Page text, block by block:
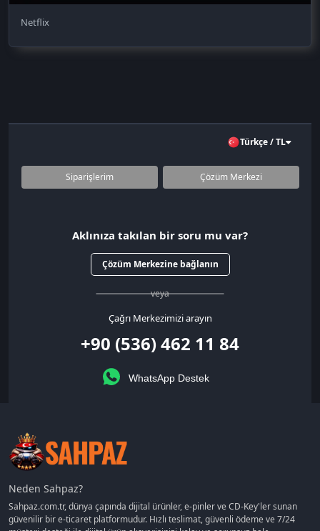
Netflix
Türkçe / TL
Siparişlerim Çözüm Merkezi
Aklınıza takılan bir soru mu var?
Çözüm Merkezine bağlanın
veya
Çağrı Merkezimizi arayın
+90 (536) 462 11 84
WhatsApp Destek
Neden Sahpaz?
Sahpaz.com.tr, dünya çapında dijital ürünler, e-pinler ve CD-Key'ler sunan
güvenilir bir e-ticaret platformudur. Hızlı teslimat, güvenli ödeme ve 7/24